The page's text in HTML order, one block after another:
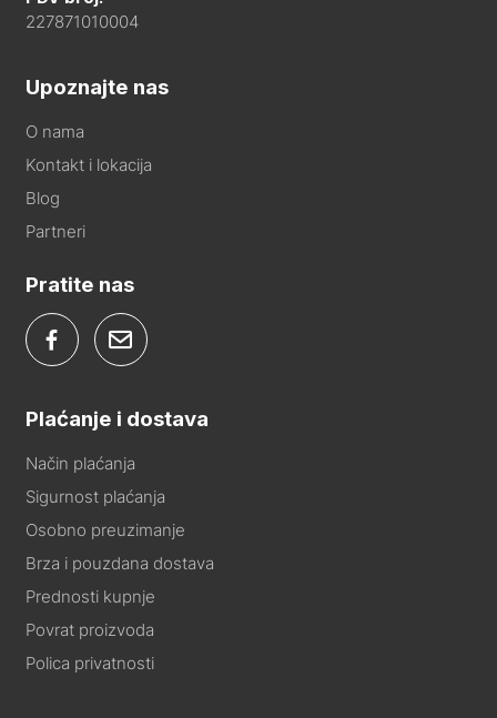
227871010004
Upoznajte nas
O nama
Kontakt i lokacija
Blog
Partneri
Pratite nas
Plaćanje i dostava
Način plaćanja
Sigurnost plaćanja
Osobno preuzimanje
Brza i pouzdana dostava
Prednosti kupnje
Povrat proizvoda
Polica privatnosti